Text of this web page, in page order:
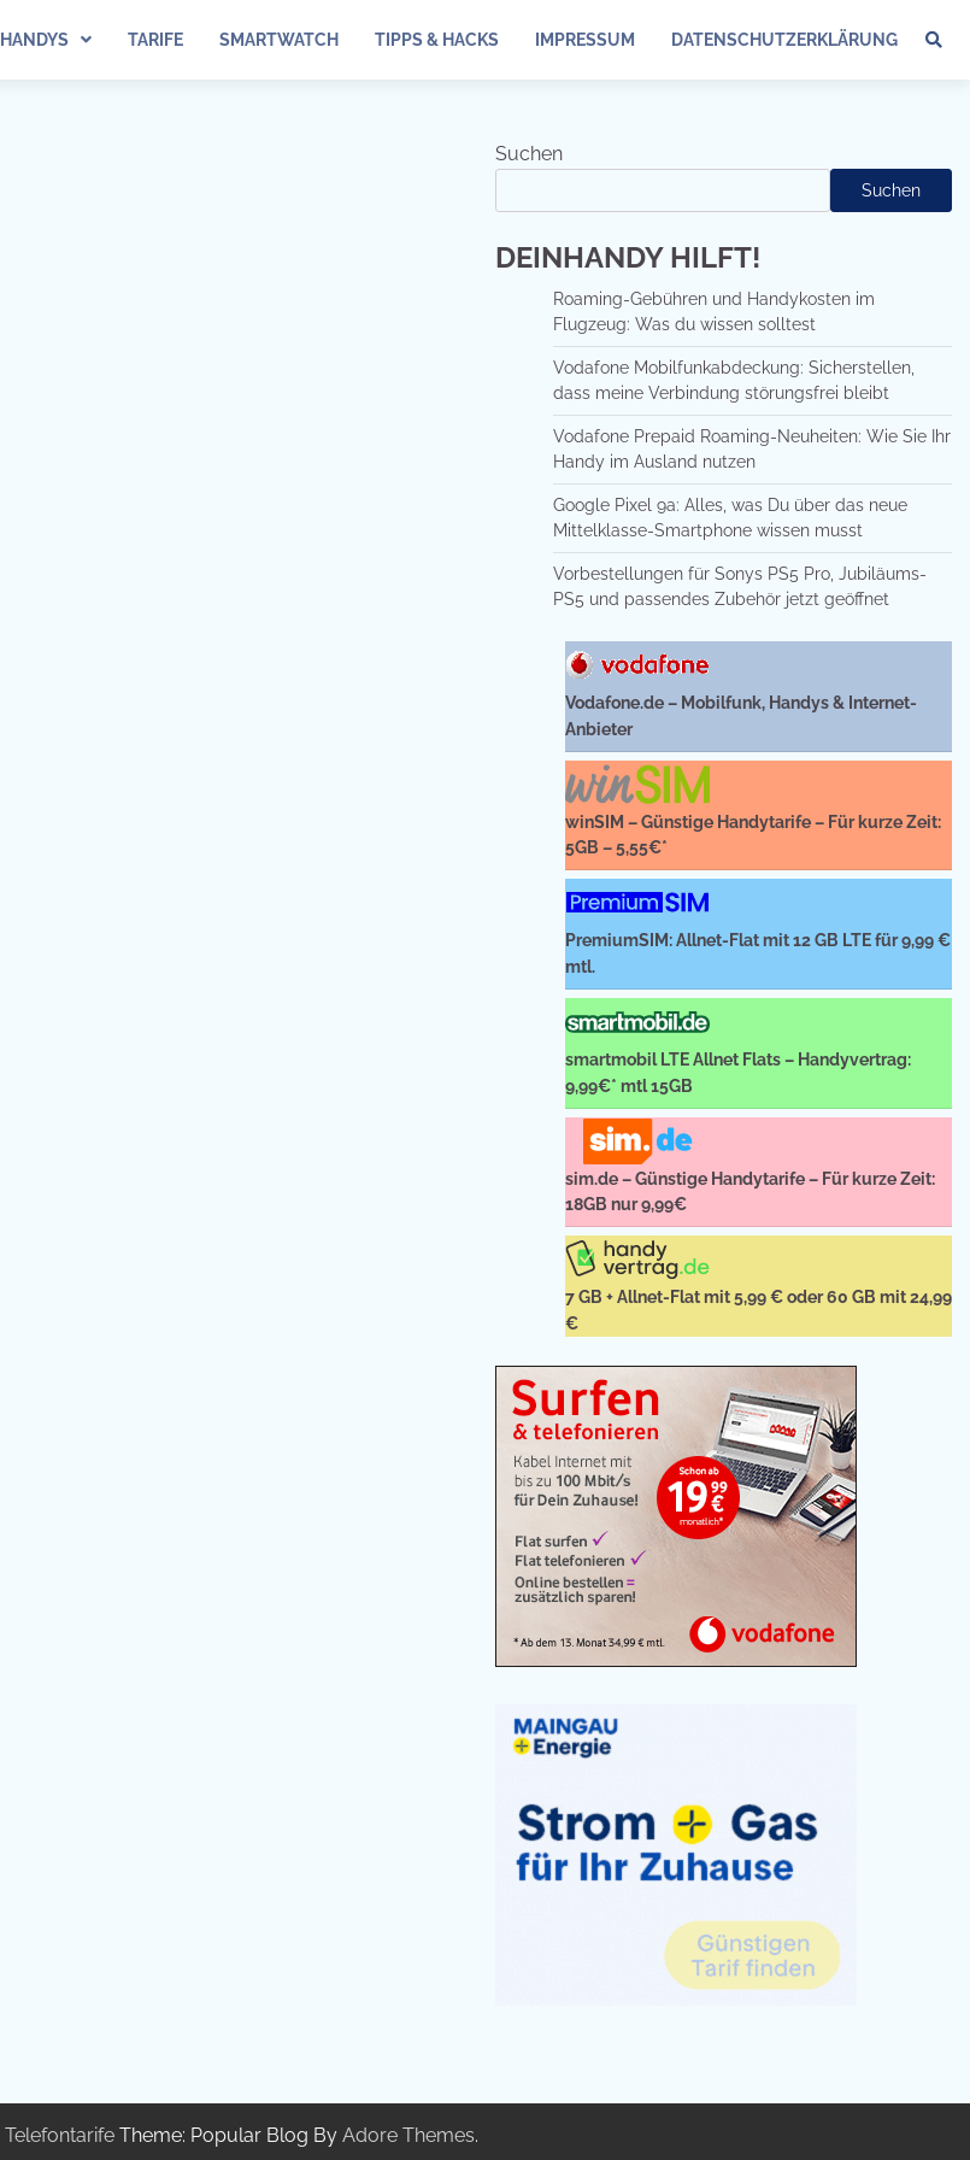
HANDYS TARIFE SMARTWATCH TIPPS & HACKS IMPRESSUM DATENSCHUTZERKLÄRUNG
Suchen
Suchen
DEINHANDY HILFT!
Roaming-Gebühren und Handykosten im
Flugzeug: Was du wissen solltest
Vodafone Mobilfunkabdeckung: Sicherstellen,
dass meine Verbindung störungsfrei bleibt
Vodafone Prepaid Roaming-Neuheiten: Wie Sie Ihr
Handy im Ausland nutzen
Google Pixel 9a: Alles, was Du über das neue
Mittelklasse-Smartphone wissen musst
Vorbestellungen für Sonys PS5 Pro, Jubiläums-
PS5 und passendes Zubehör jetzt geöffnet
Vodafone.de – Mobilfunk, Handys & Internet-
Anbieter
winSIM – Günstige Handytarife – Für kurze Zeit:
5GB – 5,55€*
PremiumSIM: Allnet-Flat mit 12 GB LTE für 9,99 €
mtl.
smartmobil LTE Allnet Flats – Handyvertrag:
9,99€* mtl 15GB
sim.de – Günstige Handytarife – Für kurze Zeit:
18GB nur 9,99€
7 GB + Allnet-Flat mit 5,99 € oder 60 GB mit 24,99
€
TelefontarifeTheme: Popular Blog By Adore Themes.